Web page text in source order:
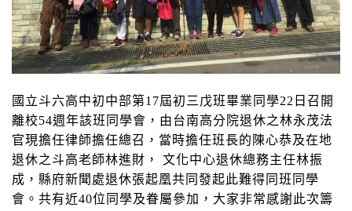
國立斗六高中初中部第17屆初三戊班畢業同學22 日召開
離校54週年該班同學會，由台南高分院退休之林永茂法
官現擔任律師擔任總召，當時擔任班長的陳心恭及在地
退休之斗高老師林進財， 文化中心退休總務主任林振
成，縣府新聞處退休張起凰共同發起此難得同班同學
會。共有近40位同學及眷屬參加，大家非常感謝此次籌